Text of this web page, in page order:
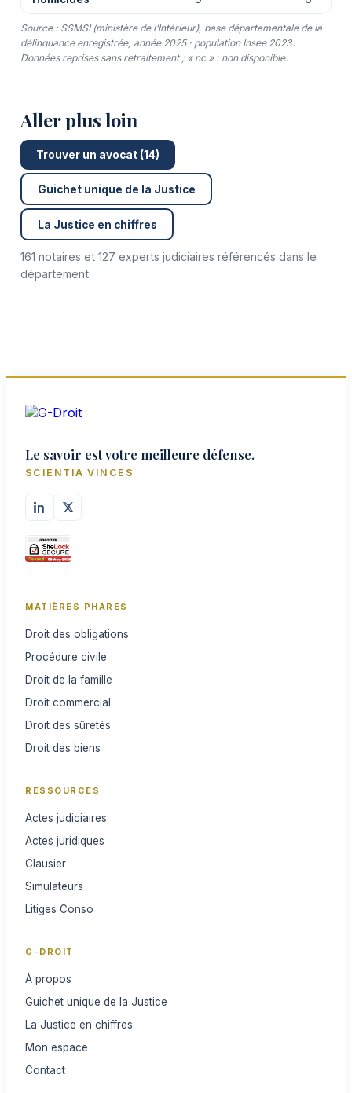
Source : SSMSI (ministère de l’Intérieur), base départementale de la
délinquance enregistrée, année 2025 · population Insee 2023.
Données reprises sans retraitement ; « nc » : non disponible.
Aller plus loin
Trouver un avocat (14)
Guichet unique de la Justice
La Justice en chiffres
161 notaires et 127 experts judiciaires référencés dans le
département.
Le savoir est votre meilleure défense.
SCIENTIA VINCES
MATIÈRES PHARES
Droit des obligations
Procédure civile
Droit de la famille
Droit commercial
Droit des sûretés
Droit des biens
RESSOURCES
Actes judiciaires
Actes juridiques
Clausier
Simulateurs
Litiges Conso
G-DROIT
À propos
Guichet unique de la Justice
La Justice en chiffres
Mon espace
Contact